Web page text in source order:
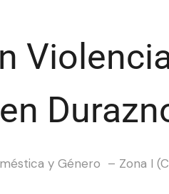
y Género – Zona I